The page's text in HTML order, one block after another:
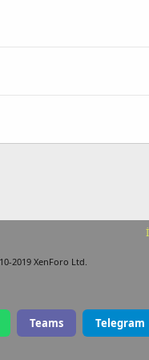
2019 XenForo Ltd.
Teams Telegram